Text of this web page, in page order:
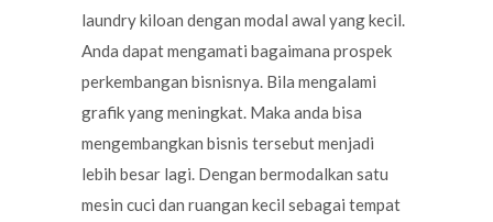
laundry kiloan dengan modal awal yang kecil.
Anda dapat mengamati bagaimana prospek
perkembangan bisnisnya. Bila mengalami
grafik yang meningkat. Maka anda bisa
mengembangkan bisnis tersebut menjadi
lebih besar lagi. Dengan bermodalkan satu
mesin cuci dan ruangan kecil sebagai tempat